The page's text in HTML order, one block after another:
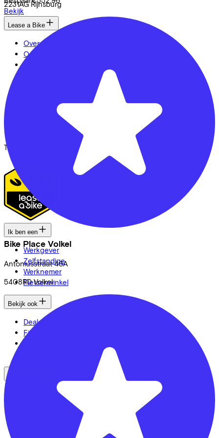
2231AG Rijnsburg
Bike Place Volkel
Antoniusstraat 46A
5408RD Volkel
Bekijk
Lease a Bike
Over ons
Onze collega's
Security & Privacy
Trotse partner van
Ik ben een
Werkgever
Zelfstandige
Werknemer
Fietsenwinkel
Bekijk ook
Dealer locator
Fiets leasen? Bereken je kosten